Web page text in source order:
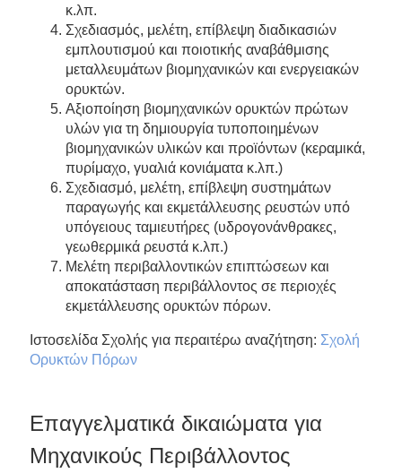
κ.λπ.
Σχεδιασμός, μελέτη, επίβλεψη διαδικασιών
εμπλουτισμού και ποιοτικής αναβάθμισης
μεταλλευμάτων βιομηχανικών και ενεργειακών
ορυκτών.
Αξιοποίηση βιομηχανικών ορυκτών πρώτων
υλών για τη δημιουργία τυποποιημένων
βιομηχανικών υλικών και προϊόντων (κεραμικά,
πυρίμαχο, γυαλιά κονιάματα κ.λπ.)
Σχεδιασμό, μελέτη, επίβλεψη συστημάτων
παραγωγής και εκμετάλλευσης ρευστών υπό
υπόγειους ταμιευτήρες (υδρογονάνθρακες,
γεωθερμικά ρευστά κ.λπ.)
Μελέτη περιβαλλοντικών επιπτώσεων και
αποκατάσταση περιβάλλοντος σε περιοχές
εκμετάλλευσης ορυκτών πόρων.
Ιστοσελίδα Σχολής για περαιτέρω αναζήτηση: Σχολή
Ορυκτών Πόρων
Επαγγελματικά δικαιώματα για
Μηχανικούς Περιβάλλοντος